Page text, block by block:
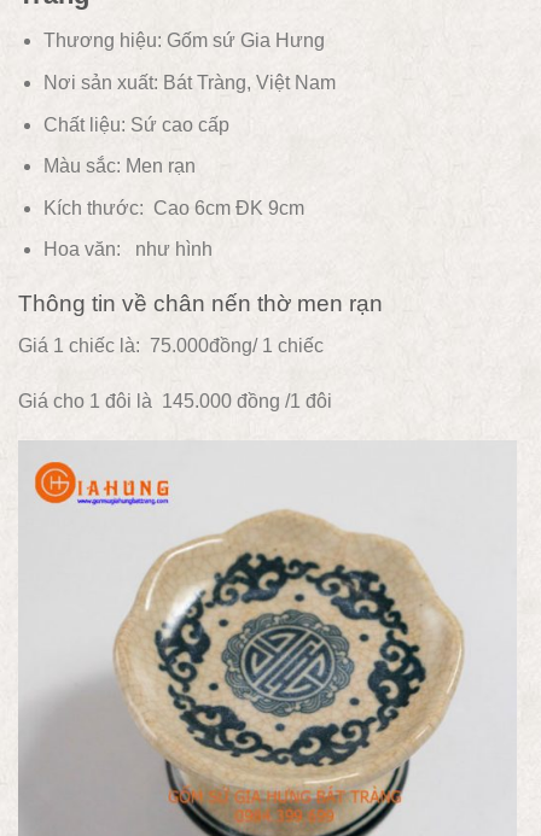
Thương hiệu: Gốm sứ Gia Hưng
Nơi sản xuất: Bát Tràng, Việt Nam
Chất liệu: Sứ cao cấp
Màu sắc: Men rạn
Kích thước: Cao 6cm ĐK 9cm
Hoa văn: như hình
Thông tin về chân nến thờ men rạn
Giá 1 chiếc là: 75.000đồng/ 1 chiếc
Giá cho 1 đôi là 145.000 đồng /1 đôi